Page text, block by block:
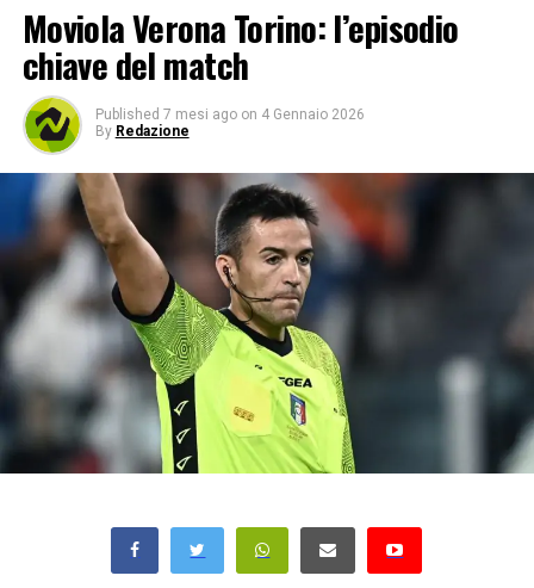
Moviola Verona Torino: l’episodio
chiave del match
Published 7 mesi ago on 4 Gennaio 2026
By Redazione